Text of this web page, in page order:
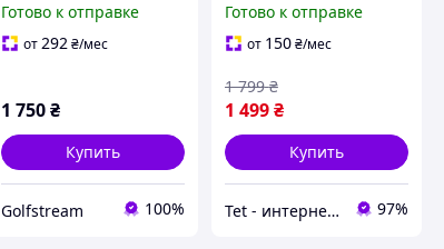
Готово к отправке
от292 ₴/мес
1 750 ₴
Купить
Golfstream 100%
платье этно
вышиванка
Готово к отправке
от 150₴/мес
1 499₴
1 799 ₴
Купить
Tet - интернет-магазин женской одежды и аксессуаров 97%